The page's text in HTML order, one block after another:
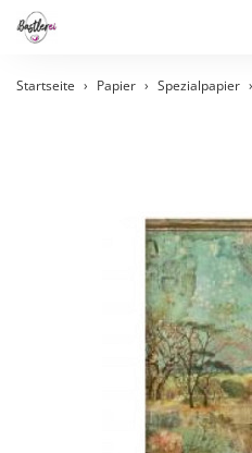
Startseite Papier Spezialpapier